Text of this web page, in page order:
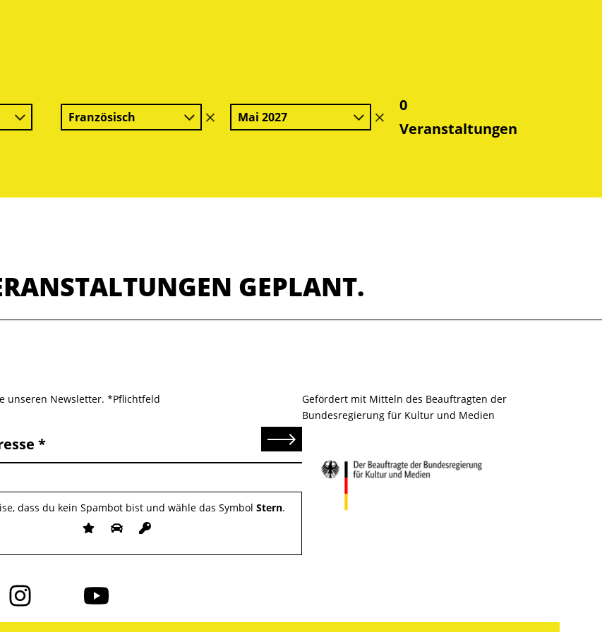
Französisch
Filter
löschen
Mai 2027
Filter
löschen
0
Veranstaltungen
GEPLANT.
unseren Newsletter. *Pflichtfeld
Senden
dass du kein Spambot bist und wähle das Symbol Stern.
Folge
uns
auf
Folge
uns
auf
Gefördert mit Mitteln des Beauftragten der
Bundesregierung für Kultur und Medien